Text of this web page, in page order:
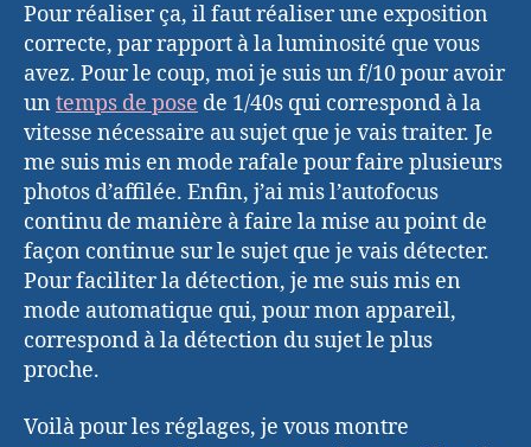
Pour réaliser ça, il faut réaliser une exposition
correcte, par rapport à la luminosité que vous
avez. Pour le coup, moi je suis un f/10 pour avoir
un temps de pose de 1/40s qui correspond à la
vitesse nécessaire au sujet que je vais traiter. Je
me suis mis en mode rafale pour faire plusieurs
photos d’affilée. Enfin, j’ai mis l’autofocus
continu de manière à faire la mise au point de
façon continue sur le sujet que je vais détecter.
Pour faciliter la détection, je me suis mis en
mode automatique qui, pour mon appareil,
correspond à la détection du sujet le plus
proche.
Voilà pour les réglages, je vous montre